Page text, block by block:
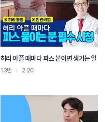
허리 아플 때마다 파스 붙이면 생기는 일
1.3만 2:20